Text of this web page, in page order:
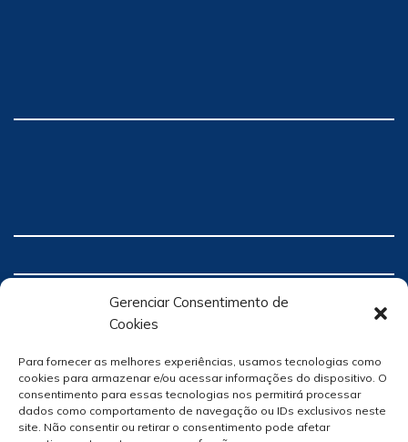
Gerenciar Consentimento de
Cookies
Para fornecer as melhores experiências, usamos tecnologias como
cookies para armazenar e/ou acessar informações do dispositivo. O
consentimento para essas tecnologias nos permitirá processar
dados como comportamento de navegação ou IDs exclusivos neste
site. Não consentir ou retirar o consentimento pode afetar